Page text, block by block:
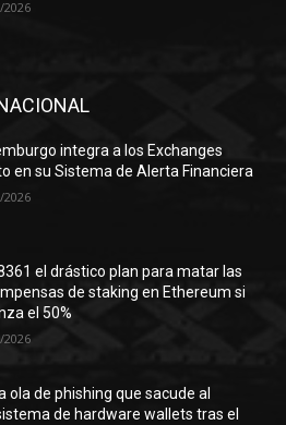
2026
integra a los Exchanges
en su Sistema de Alerta Financiera
2026
el drástico plan para matar las
de staking en Ethereum si
el 50%
2026
ola de phishing que sacude al
de hardware wallets tras el